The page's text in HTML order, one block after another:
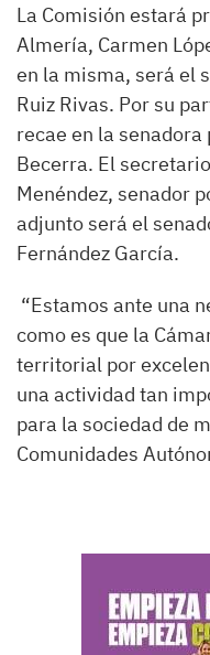
La Comisión estará
Almería, Carmen
en la misma, será el
Ruiz Rivas. Por su
recae en la senadora
Becerra. El
Menéndez, senador
adjunto será el
Fernández García.
“Estamos ante una
como es que la
territorial por
una actividad tan
para la sociedad de
Comunidades